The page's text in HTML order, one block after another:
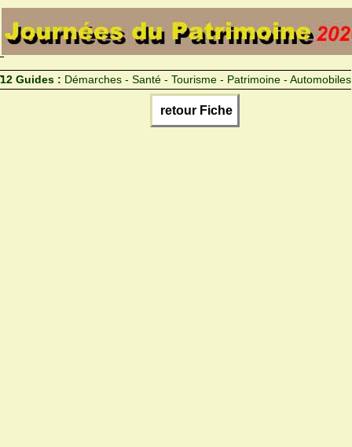
12 Guides : Démarches - Santé - Tourisme - Patrimoine - Automobiles
retour Fiche